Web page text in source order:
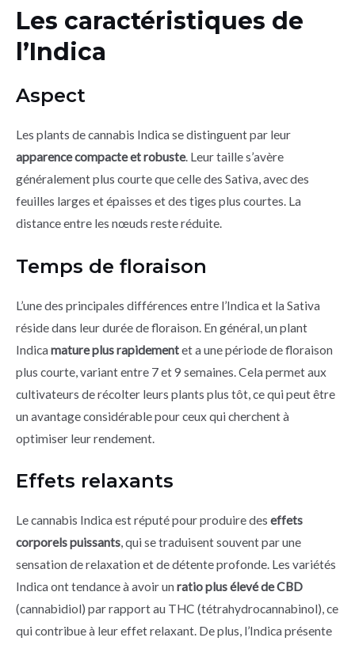
Les caractéristiques de
l’Indica
Aspect
Les plants de cannabis Indica se distinguent par leur
apparence compacte et robuste. Leur taille s’avère
généralement plus courte que celle des Sativa, avec des
feuilles larges et épaisses et des tiges plus courtes. La
distance entre les nœuds reste réduite.
Temps de floraison
L’une des principales différences entre l’Indica et la Sativa
réside dans leur durée de floraison. En général, un plant
Indica mature plus rapidementet a une période de floraison
plus courte, variant entre 7 et 9 semaines. Cela permet aux
cultivateurs de récolter leurs plants plus tôt, ce qui peut être
un avantage considérable pour ceux qui cherchent à
optimiser leur rendement.
Effets relaxants
Le cannabis Indica est réputé pour produire des effets
corporels puissants, qui se traduisent souvent par une
sensation de relaxation et de détente profonde. Les variétés
Indica ont tendance à avoir un ratio plus élevé de CBD
(cannabidiol) par rapport au THC (tétrahydrocannabinol), ce
qui contribue à leur effet relaxant. De plus, l’Indica présente